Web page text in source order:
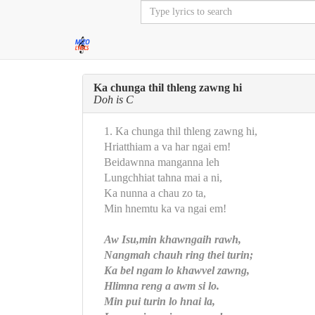
Ka chunga thil thleng zawng hi
Doh is C
1. Ka chunga thil thleng zawng hi,
Hriatthiam a va har ngai em!
Beidawnna manganna leh
Lungchhiat tahna mai a ni,
Ka nunna a chau zo ta,
Min hnemtu ka va ngai em!
Aw Isu,min khawngaih rawh,
Nangmah chauh ring thei turin;
Ka bel ngam lo khawvel zawng,
Hlimna reng a awm si lo.
Min pui turin lo hnai la,